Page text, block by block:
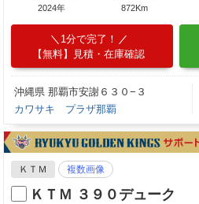
2024年
872Km
1分で完了！
【無料】見積・在庫確認
沖縄県 那覇市安謝６３０−３
カワサキ プラザ那覇
ＫＴＭ 複数画像
ＫＴＭ ３９０デューク